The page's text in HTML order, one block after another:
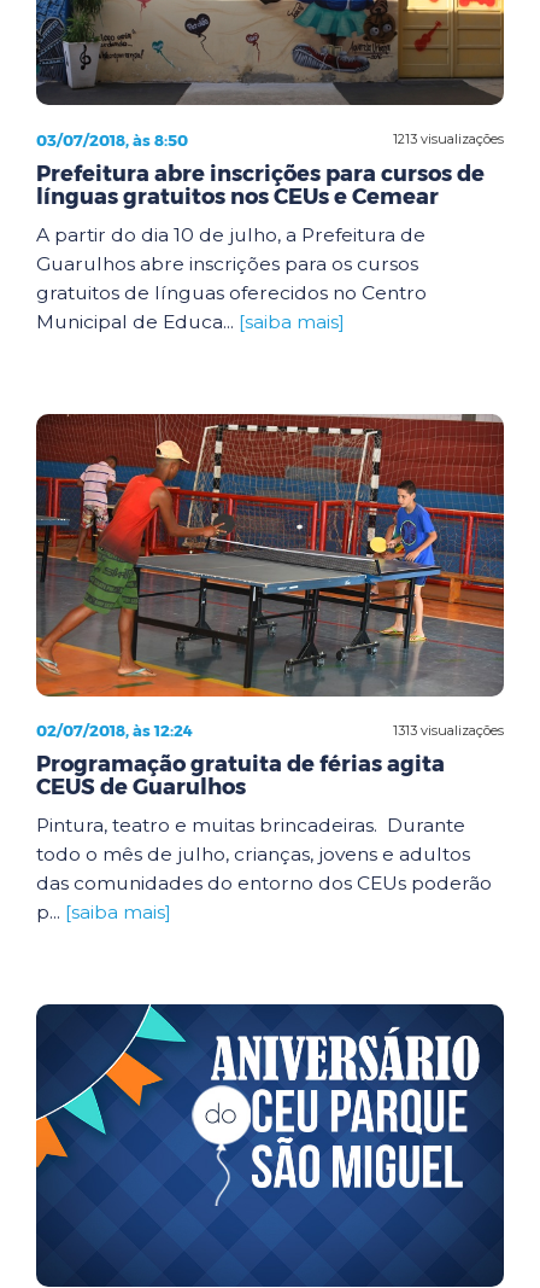
1213 visualizações
03/07/2018, às 8:50
Prefeitura abre inscrições para cursos de
línguas gratuitos nos CEUs e Cemear
A partir do dia 10 de julho, a Prefeitura de
Guarulhos abre inscrições para os cursos
gratuitos de línguas oferecidos no Centro
Municipal de Educa... [saiba mais]
1313 visualizações
02/07/2018, às 12:24
Programação gratuita de férias agita
CEUS de Guarulhos
Pintura, teatro e muitas brincadeiras. Durante
todo o mês de julho, crianças, jovens e adultos
das comunidades do entorno dos CEUs poderão
p... [saiba mais]